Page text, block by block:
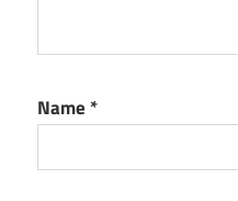
Name *